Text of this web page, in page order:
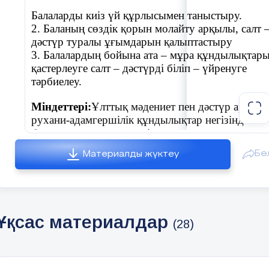
Балаларды киіз үй құрлысымен таныстыру.
2. Баланың сөздік қорын молайту арқылы, салт
дәстүр туралы ұғымдарын қалыптастыру
3. Балалардың бойына ата – мұра
қастерлеуге салт – дәстүрді біліп – үйренуге
тәрбиелеу.
Міндеттері:Ұлттық мәдениет пен дәстүр
рухани-адамгершілік құндылықтар негізінде
баланың жеке қасиеттерін қалыптастыру.
Балалардың шығармашылық , зерттеу іс-
әрекетін,коммуникативтік,танымдық және
зияткерлік,әлеуметтік-эмоционалды
Тәрбиеші: Балалар қонақтармен амандасайық..
Материалды жүктеу
материалдар (28)